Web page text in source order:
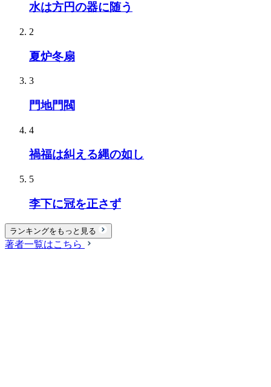
水は方円の器に随う
2
夏炉冬扇
3
門地門閥
4
禍福は糾える縄の如し
5
李下に冠を正さず
ランキングをもっと見る
著者一覧はこちら